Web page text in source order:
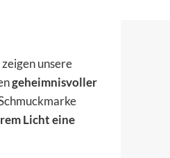
unsere
geheimnisvoller
Licht eine